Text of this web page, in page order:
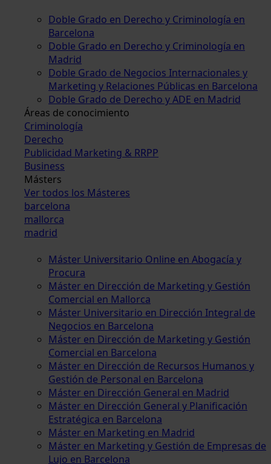
Doble Grado en Derecho y Criminología en
Barcelona
Doble Grado en Derecho y Criminología en
Madrid
Doble Grado de Negocios Internacionales y
Marketing y Relaciones Públicas en Barcelona
Doble Grado de Derecho y ADE en Madrid
Áreas de conocimiento
Criminología
Derecho
Publicidad Marketing & RRPP
Business
Másters
Ver todos los Másteres
barcelona
mallorca
madrid
Máster Universitario Online en Abogacía y
Procura
Máster en Dirección de Marketing y Gestión
Comercial en Mallorca
Máster Universitario en Dirección Integral de
Negocios en Barcelona
Máster en Dirección de Marketing y Gestión
Comercial en Barcelona
Máster en Dirección de Recursos Humanos y
Gestión de Personal en Barcelona
Máster en Dirección General en Madrid
Máster en Dirección General y Planificación
Estratégica en Barcelona
Máster en Marketing en Madrid
Máster en Marketing y Gestión de Empresas de
Lujo en Barcelona